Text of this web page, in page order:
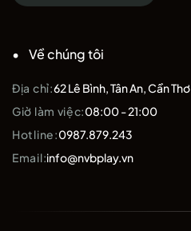
Về chúng tôi
Địa chỉ:62 Lê Bình, Tân An, Cần Thơ
Giờ làm việc:08:00 - 21:00
Hotline:0987.879.243
Email:info@nvbplay.vn